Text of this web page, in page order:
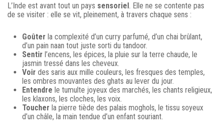
L’Inde est avant tout un pays sensoriel. Elle ne se contente pas
de se visiter : elle se vit, pleinement, à travers chaque sens :
Goûter la complexité d’un curry parfumé, d’un chai brûlant,
d’un pain naan tout juste sorti du tandoor.
Sentir l’encens, les épices, la pluie sur la terre chaude, le
jasmin tressé dans les cheveux.
Voir des saris aux mille couleurs, les fresques des temples,
les ombres mouvantes des ghats au lever du jour.
Entendre le tumulte joyeux des marchés, les chants religieux,
les klaxons, les cloches, les voix.
Toucher la pierre tiède des palais moghols, le tissu soyeux
d’un châle, la main tendue d’un enfant souriant.